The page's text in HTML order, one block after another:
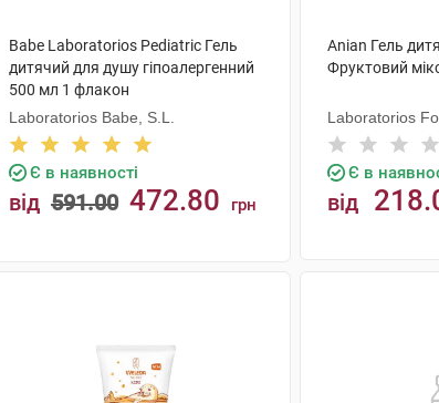
Babe Laboratorios Pediatric Гель
дитячий для душу гіпоалергенний
500 мл 1 флакон
Laboratorios Babe, S.L.
Є в наявності
від 591.00 472.80 грн
Anian Гель
Фруктовий
Laboratorios
Є в
від